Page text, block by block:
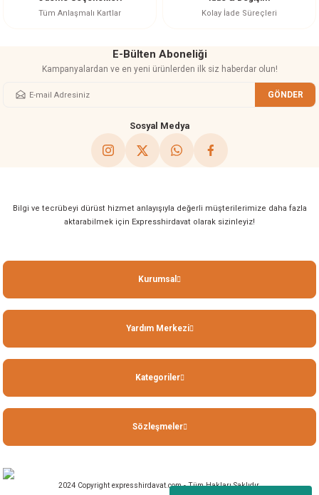
Bu ürüne benzer farklı alternatifler olmalı.
Tüm Anlaşmalı Kartlar Kolay İade Süreçleri
E-Bülten Aboneliği
Kampanyalardan ve en yeni ürünlerden ilk siz haberdar olun!
GÖNDER
Sosyal Medya
Bilgi ve tecrübeyi dürüst hizmet anlayışıyla değerli müşterilerimize daha fazla
aktarabilmek için Expresshirdavat olarak sizinleyiz!
Kurumsal
Yardım Merkezi
Kategoriler
Sözleşmeler
2024 Copyright expresshirdavat.com - Tüm Hakları Saklıdır.